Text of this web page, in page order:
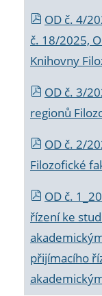
OD č. 4/
č. 18/2025,
Knihovny
OD č. 3/
regionů
OD č. 2/
Filozofické
OD č.
řízení ke
přijímacího